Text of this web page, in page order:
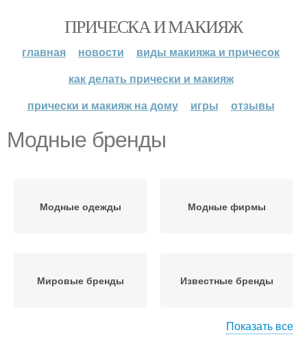
ПРИЧЕСКА И МАКИЯЖ
главная новости
виды макияжа и причесок
как делать прически и макияж
прически и макияж на дому
игры отзывы
Модные бренды
Модные одежды Модные фирмы
Мировые бренды Известные бренды
Показать все